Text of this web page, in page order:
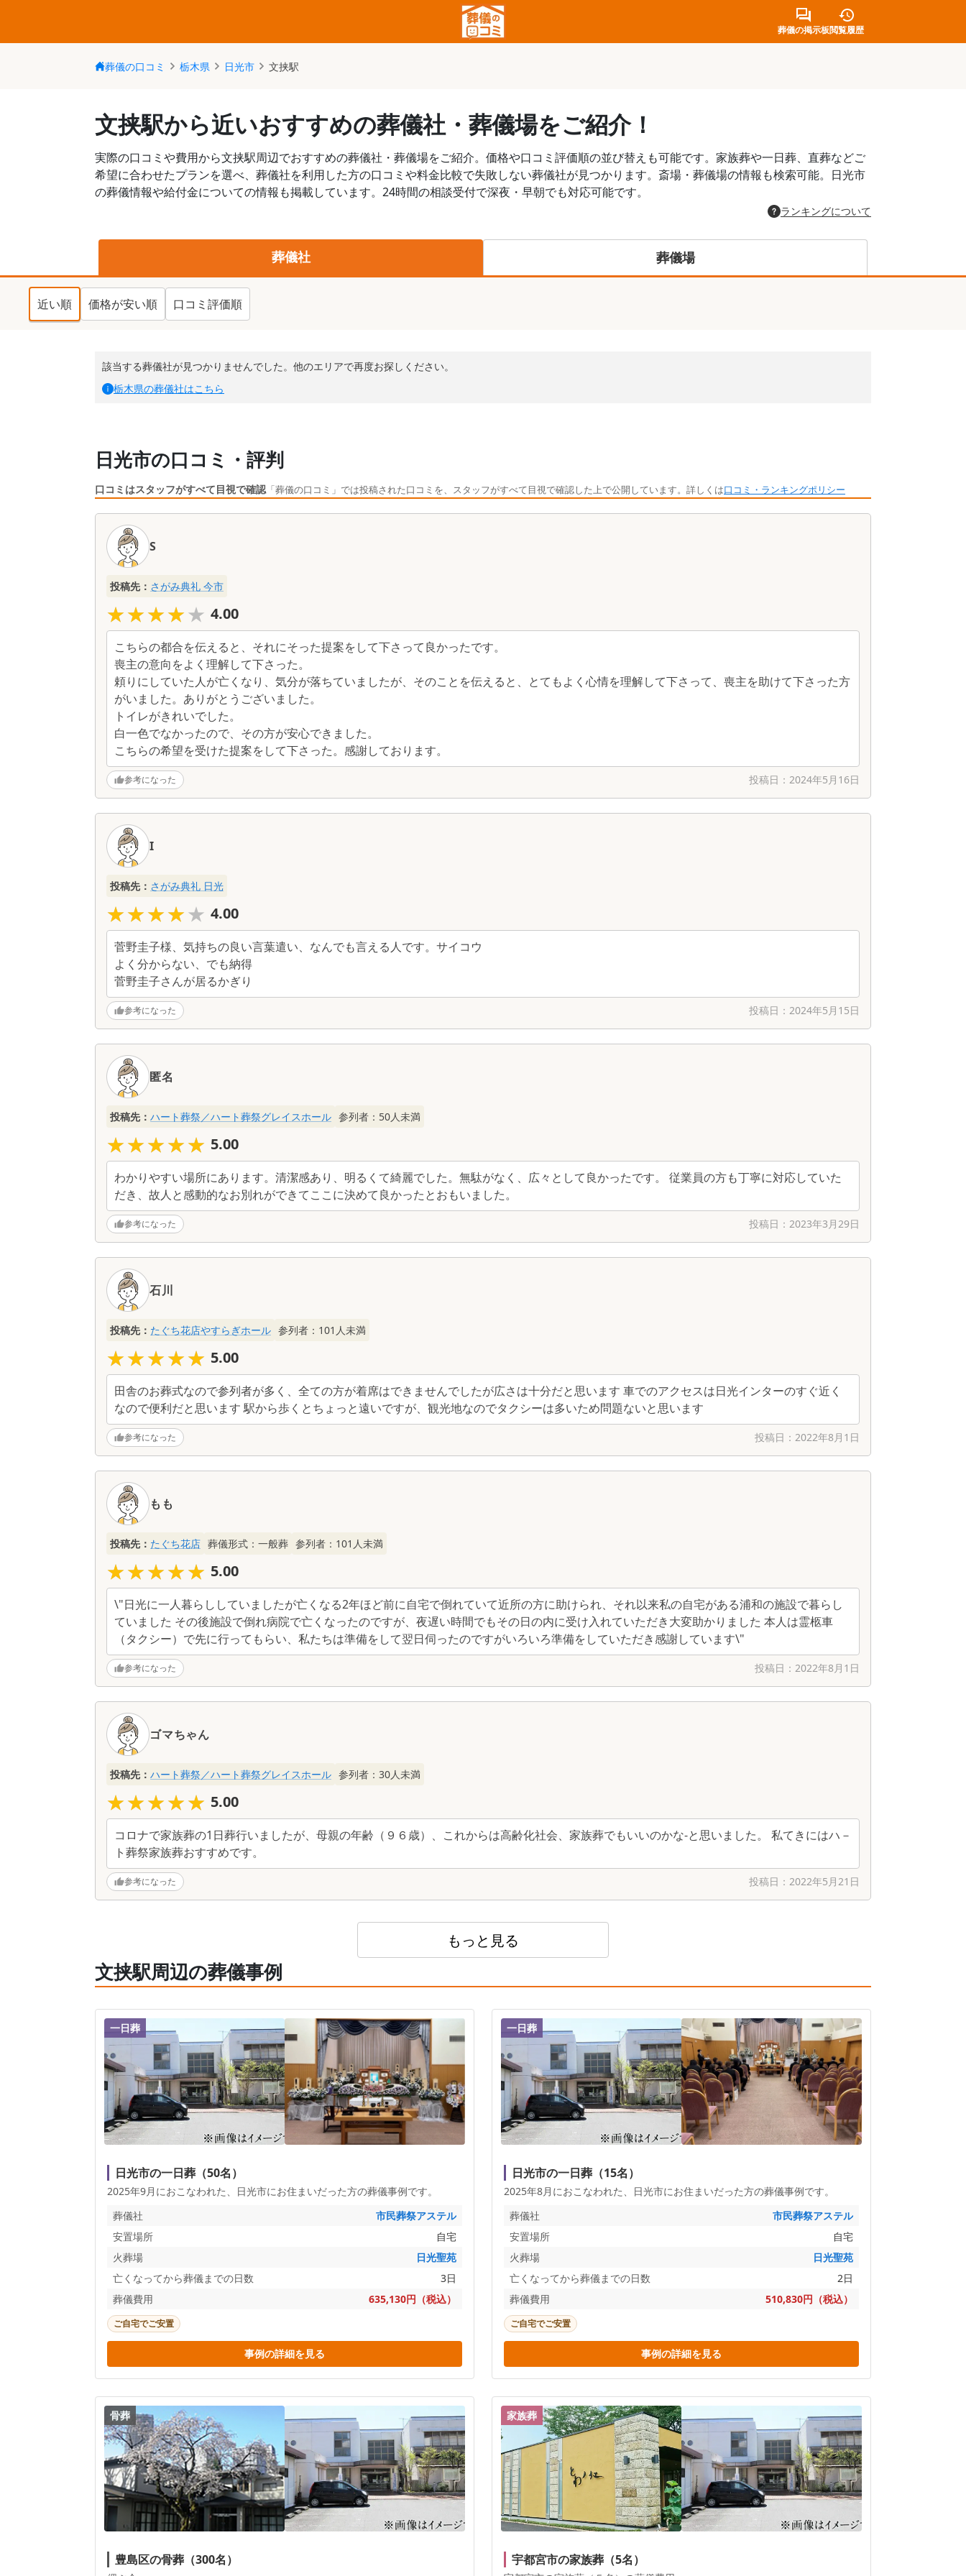
葬儀の掲示板閲覧履歴
葬儀の口コミ 栃木県 日光市 文挟駅
文挟駅から近いおすすめの葬儀社・葬儀場をご紹介！
実際の口コミや費用から文挟駅周辺でおすすめの葬儀社・葬儀場をご紹介。価格や口コミ評価順の並び替えも可能です。家族葬や一日葬、直葬などご
希望に合わせたプランを選べ、葬儀社を利用した方の口コミや料金比較で失敗しない葬儀社が見つかります。斎場・葬儀場の情報も検索可能。日光市
の葬儀情報や給付金についての情報も掲載しています。24時間の相談受付で深夜・早朝でも対応可能です。
ランキングについて
葬儀社 葬儀場
近い順 価格が安い順 口コミ評価順
該当する葬儀社が見つかりませんでした。他のエリアで再度お探しください。
栃木県の葬儀社はこちら
日光市の口コミ・評判
口コミはスタッフがすべて目視で確認「葬儀の口コミ」では投稿された口コミを、スタッフがすべて目視で確認した上で公開しています。詳しくは口コミ・ランキングポリシー
S
投稿先： さがみ典礼 今市
★★★★★
★★★★★ 4.00
こちらの都合を伝えると、それにそった提案をして下さって良かったです。
喪主の意向をよく理解して下さった。
頼りにしていた人が亡くなり、気分が落ちていましたが、そのことを伝えると、とてもよく心情を理解して下さって、喪主を助けて下さった方
がいました。ありがとうございました。
トイレがきれいでした。
白一色でなかったので、その方が安心できました。
こちらの希望を受けた提案をして下さった。感謝しております。
参考になった 投稿日： 2024年5月16日
I
投稿先： さがみ典礼 日光
★★★★★
★★★★★ 4.00
菅野圭子様、気持ちの良い言葉遣い、なんでも言える人です。サイコウ
よく分からない、でも納得
菅野圭子さんが居るかぎり
参考になった 投稿日： 2024年5月15日
匿名
投稿先： ハート葬祭／ハート葬祭グレイスホール 参列者： 50人未満
★★★★★
★★★★★ 5.00
わかりやすい場所にあります。清潔感あり、明るくて綺麗でした。無駄がなく、広々として良かったです。 従業員の方も丁寧に対応していた
だき、故人と感動的なお別れができてここに決めて良かったとおもいました。
参考になった 投稿日： 2023年3月29日
石川
投稿先： たぐち花店やすらぎホール 参列者： 101 人未満
★★★★★
★★★★★ 5.00
田舎のお葬式なので参列者が多く、全ての方が着席はできませんでしたが広さは十分だと思います 車でのアクセスは日光インターのすぐ近く
なので便利だと思います 駅から歩くとちょっと遠いですが、観光地なのでタクシーは多いため問題ないと思います
参考になった 投稿日： 2022年8月1日
もも
投稿先： たぐち花店 葬儀形式： 一般葬 参列者： 101 人未満
★★★★★
★★★★★ 5.00
\"日光に一人暮らししていましたが亡くなる2年ほど前に自宅で倒れていて近所の方に助けられ、それ以来私の自宅がある浦和の施設で暮らし
ていました その後施設で倒れ病院で亡くなったのですが、夜遅い時間でもその日の内に受け入れていただき大変助かりました 本人は霊柩車
（タクシー）で先に行ってもらい、私たちは準備をして翌日伺ったのですがいろいろ準備をしていただき感謝しています\"
参考になった 投稿日： 2022年8月1日
ゴマちゃん
投稿先： ハート葬祭／ハート葬祭グレイスホール 参列者： 30人未満
★★★★★
★★★★★ 5.00
コロナで家族葬の1日葬行いましたが、母親の年齢（９６歳）、これからは高齢化社会、家族葬でもいいのかな-と思いました。 私てきにはハ－
ト葬祭家族葬おすすめです。
参考になった 投稿日： 2022年5月21日
もっと見る
文挟駅周辺の葬儀事例
一日葬
日光市の一日葬（50名）
2025年9月におこなわれた、 日光市にお住まいだった方の葬儀事例です。
葬儀社
市民葬祭アステル
安置場所
自宅
火葬場
日光聖苑
亡くなってから葬儀までの日数
3日
葬儀費用
635,130円（税込）
ご自宅でご安置
事例の詳細を見る
一日葬
日光市の一日葬（15名）
2025年8月におこなわれた、 日光市にお住まいだった方の葬儀事例です。
葬儀社
市民葬祭アステル
安置場所
自宅
火葬場
日光聖苑
亡くなってから葬儀までの日数
2日
葬儀費用
510,830円（税込）
ご自宅でご安置
事例の詳細を見る
骨葬
豊島区の骨葬（300名）
家族葬
宇都宮市の家族葬（5名）